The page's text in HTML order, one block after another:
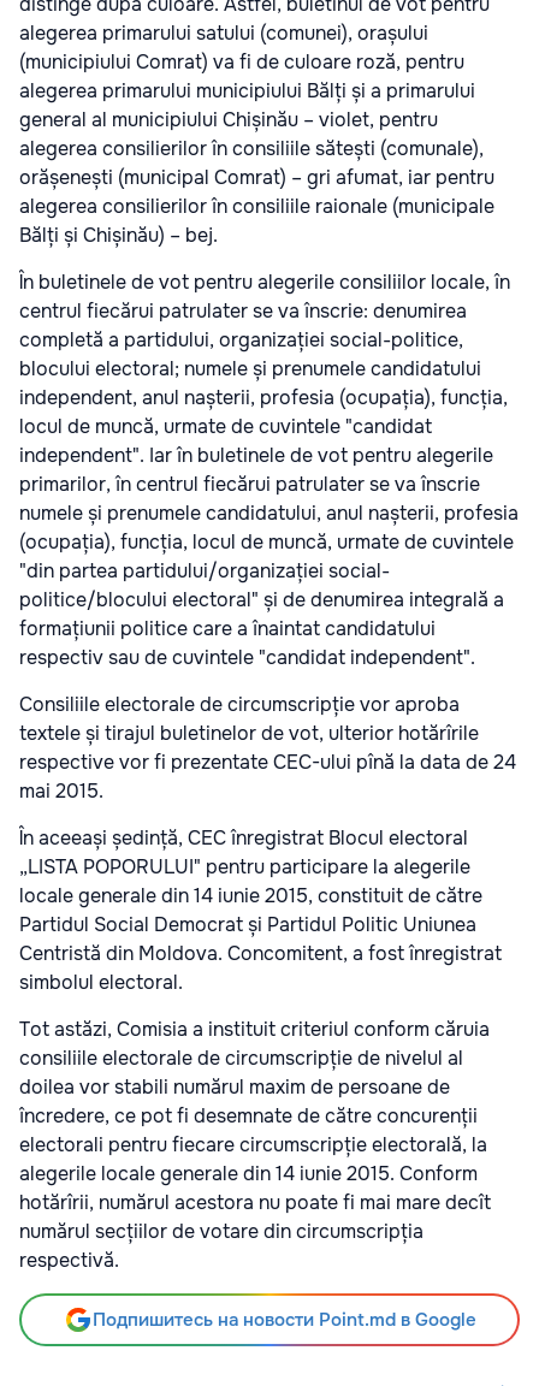
alegerea primarului satului (comunei), orașului
(municipiului Comrat) va fi de culoare roză, pentru
alegerea primarului municipiului Bălți și a primarului
general al municipiului Chișinău – violet, pentru
alegerea consilierilor în consiliile sătești (comunale),
orășenești (municipal Comrat) – gri afumat, iar pentru
alegerea consilierilor în consiliile raionale (municipale
Bălți și Chișinău) – bej.
În buletinele de vot pentru alegerile consiliilor locale, în
centrul fiecărui patrulater se va înscrie: denumirea
completă a partidului, organizației social-politice,
blocului electoral; numele și prenumele candidatului
independent, anul nașterii, profesia (ocupația), funcția,
locul de muncă, urmate de cuvintele "candidat
independent". Iar în buletinele de vot pentru alegerile
primarilor, în centrul fiecărui patrulater se va înscrie
numele și prenumele candidatului, anul nașterii, profesia
(ocupația), funcția, locul de muncă, urmate de cuvintele
"din partea partidului/organizației social-
politice/blocului electoral" și de denumirea integrală a
formațiunii politice care a înaintat candidatului
respectiv sau de cuvintele "candidat independent".
Consiliile electorale de circumscripție vor aproba
textele și tirajul buletinelor de vot, ulterior hotărîrile
respective vor fi prezentate CEC-ului pînă la data de 24
mai 2015.
În aceeași ședință, CEC înregistrat Blocul electoral
„LISTA POPORULUI" pentru participare la alegerile
locale generale din 14 iunie 2015, constituit de către
Partidul Social Democrat și Partidul Politic Uniunea
Centristă din Moldova. Concomitent, a fost înregistrat
simbolul electoral.
Tot astăzi, Comisia a instituit criteriul conform căruia
consiliile electorale de circumscripție de nivelul al
doilea vor stabili numărul maxim de persoane de
încredere, ce pot fi desemnate de către concurenții
electorali pentru fiecare circumscripție electorală, la
alegerile locale generale din 14 iunie 2015. Conform
hotărîrii, numărul acestora nu poate fi mai mare decît
numărul secțiilor de votare din circumscripția
respectivă.
Подпишитесь на новости Point.md в Google